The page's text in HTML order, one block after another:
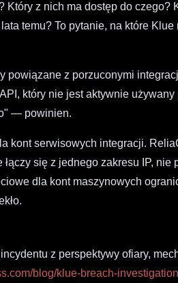
Który z nich ma dostęp do czego?
temu? To pytanie, na które
powiązane z porzuconymi
który nie jest aktywnie
— powinien.
kont serwisowych integracji.
się z jednego zakresu IP, nie
dla kont maszynowych
z perspektywy ofiary,
blog/klue-breach-investigation